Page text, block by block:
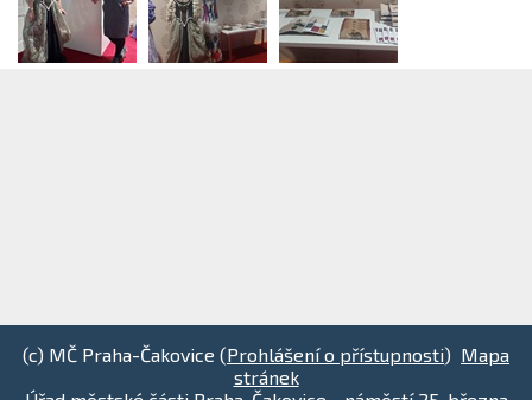
(c) MČ Praha-Čakovice (Prohlášení o přístupnosti) Mapa
stránek